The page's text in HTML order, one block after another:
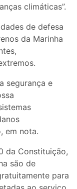
climáticas”.
de defesa
da Marinha
segurança e
em nota.
da Constituição,
são de
para